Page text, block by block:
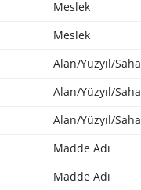
Meslek
Meslek
Alan/Yüzyıl/Saha
Alan/Yüzyıl/Saha
Alan/Yüzyıl/Saha
Madde Adı
Madde Adı